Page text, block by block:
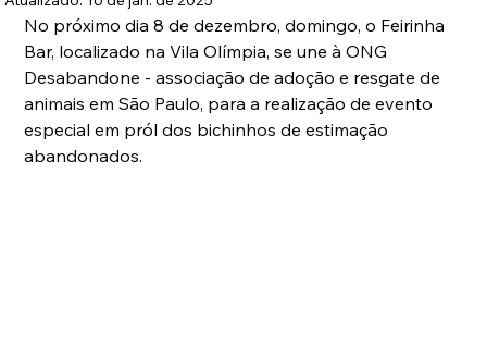
No próximo dia 8 de dezembro, domingo, o Feirinha
Bar, localizado na Vila Olímpia, se une à ONG
Desabandone - associação de adoção e resgate de
animais em São Paulo, para a realização de evento
especial em pról dos bichinhos de estimação
abandonados.